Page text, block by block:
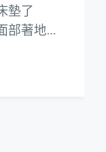
墊了
部著地…